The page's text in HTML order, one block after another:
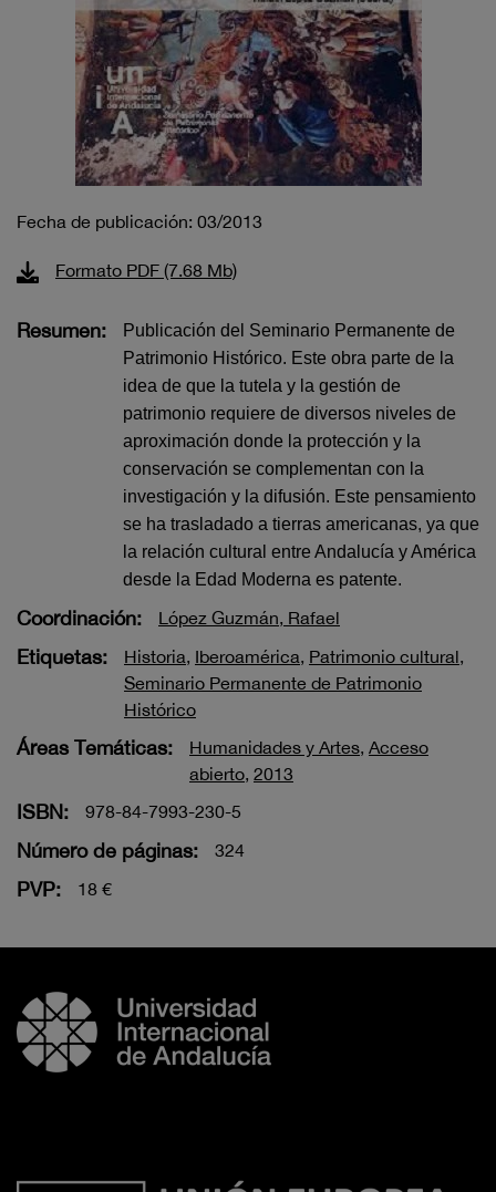
Fecha de publicación: 03/2013
Formato PDF (7.68 Mb)
Resumen:
Publicación del Seminario Permanente de
Patrimonio Histórico. Este obra parte de la
idea de que la tutela y la gestión de
patrimonio requiere de diversos niveles de
aproximación donde la protección y la
conservación se complementan con la
investigación y la difusión. Este pensamiento
se ha trasladado a tierras americanas, ya que
la relación cultural entre Andalucía y América
desde la Edad Moderna es patente.
Coordinación: López Guzmán, Rafael
Etiquetas: Historia, Iberoamérica, Patrimonio cultural,
Seminario Permanente de Patrimonio
Histórico
Áreas Temáticas: Humanidades y Artes, Acceso
abierto, 2013
ISBN: 978-84-7993-230-5
Número de páginas: 324
PVP: 18 €